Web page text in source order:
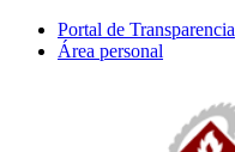
Portal de Transparencia
Área personal